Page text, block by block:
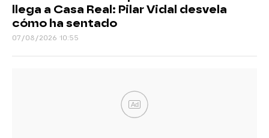
llega a Casa Real: Pilar Vidal desvela
cómo ha sentado
07/08/2026 10:55
Ad